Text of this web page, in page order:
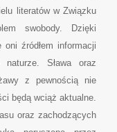
literatów w Związku
swobody. Dzięki
źródłem informacji
Sława oraz
z pewnością nie
będą wciąż aktualne.
oraz zachodzących